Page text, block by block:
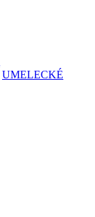
UMELECKÉ